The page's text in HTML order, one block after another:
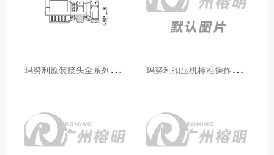
玛
努利原装接头全系列型号解析：广州客户选型必备指南 玛
努利扣压机标准操作流程：广州代理手把手教学（新手也能学会）